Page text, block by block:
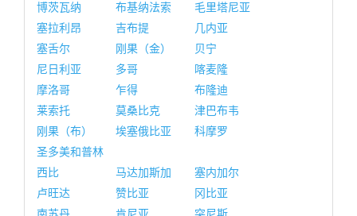
博茨瓦纳
布基纳法索
毛里塔尼亚
塞拉利昂
吉布提
几内亚
塞舌尔
刚果（金）
贝宁
尼日利亚
多哥
喀麦隆
摩洛哥
乍得
布隆迪
莱索托
莫桑比克
津巴布韦
刚果（布）
埃塞俄比亚
科摩罗
圣多美和普林
西比
马达加斯加
塞内加尔
卢旺达
赞比亚
冈比亚